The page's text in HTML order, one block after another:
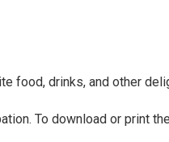
food, drinks, and other
To download or print